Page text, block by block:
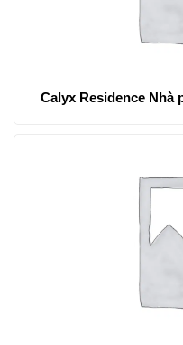
Calyx Residence Nhà